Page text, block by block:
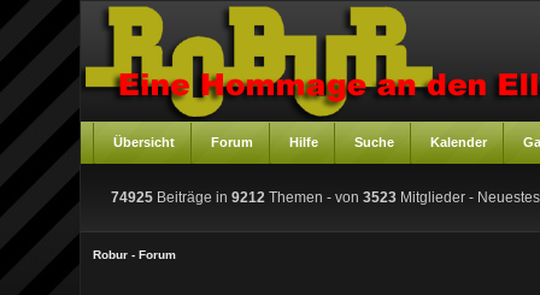
Übersicht Forum Hilfe Suche Kalender
74925 Beiträge in9212 Themen - von3523 Mitglieder -
Robur - Forum